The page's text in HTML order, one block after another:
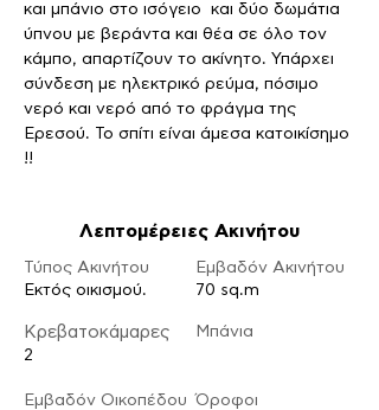
και μπάνιο στο ισόγειο  και δύο δωμάτια
ύπνου με βεράντα και θέα σε όλο τον
κάμπο, απαρτίζουν το ακίνητο. Υπάρχει
σύνδεση με ηλεκτρικό ρεύμα, πόσιμο
νερό και νερό από το φράγμα της
Ερεσού. Το σπίτι είναι άμεσα κατοικίσημο
!!
Λεπτομέρειες Ακινήτου
Τύπος Ακινήτου
Εκτός οικισμού.
Κρεβατοκάμαρες
2
Εμβαδόν Οικοπέδου
Εμβαδόν Ακινήτου
70 sq.m
Μπάνια
Όροφοι